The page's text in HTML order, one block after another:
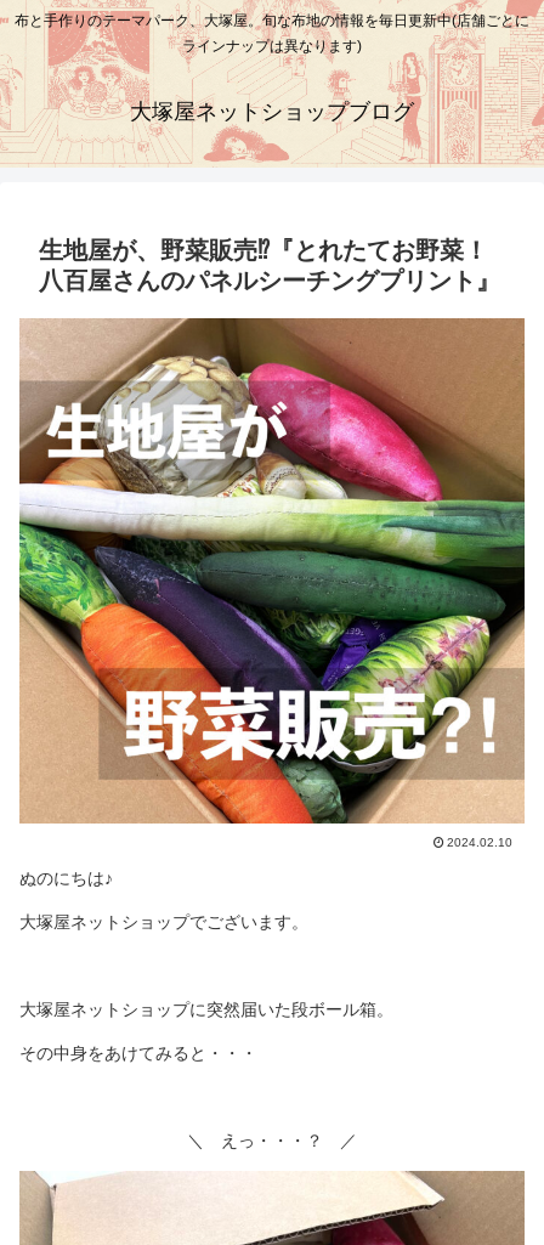
布と手作りのテーマパーク、大塚屋。旬な布地の情報を毎日更新中(店舗ごとに
ラインナップは異なります)
大塚屋ネットショップブログ
生地屋が、野菜販売⁉『とれたてお野菜！
八百屋さんのパネルシーチングプリント』
2024.02.10
ぬのにちは♪
大塚屋ネットショップでございます。
大塚屋ネットショップに突然届いた段ボール箱。
その中身をあけてみると・・・
＼ えっ・・・？ ／